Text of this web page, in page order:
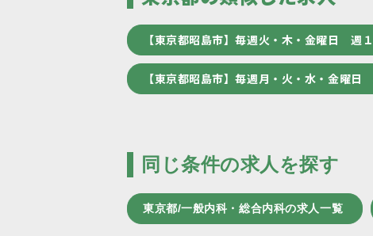
【東京都昭島市】毎週火・木・金曜日
【東京都昭島市】毎週月・火・水・金
同じ条件の求人を探す
東京都/一般内科・総合内科の求人一覧